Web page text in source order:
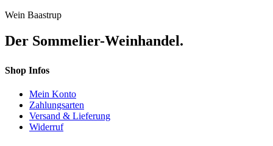
Wein Baastrup
Der Sommelier-Weinhandel.
Shop Infos
Mein Konto
Zahlungsarten
Versand & Lieferung
Widerruf